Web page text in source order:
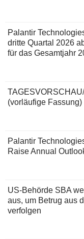
Palantir
dritte Quartal 2026
für das Gesamtjahr
(vorläufige Fassung)
Palantir
Raise Annual
US-Behörde SBA
aus, um Betrug aus
verfolgen